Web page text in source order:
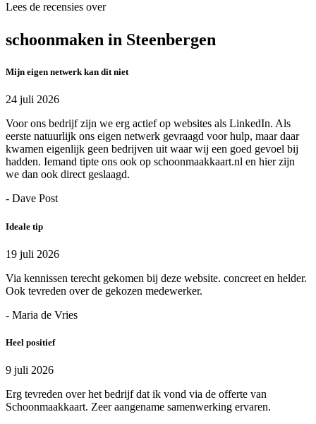
Lees de recensies over
schoonmaken in Steenbergen
Mijn eigen netwerk kan dit niet
24 juli 2026
Voor ons bedrijf zijn we erg actief op websites als LinkedIn. Als
eerste natuurlijk ons eigen netwerk gevraagd voor hulp, maar daar
kwamen eigenlijk geen bedrijven uit waar wij een goed gevoel bij
hadden. Iemand tipte ons ook op schoonmaakkaart.nl en hier zijn
we dan ook direct geslaagd.
- Dave Post
Ideale tip
19 juli 2026
Via kennissen terecht gekomen bij deze website. concreet en helder.
Ook tevreden over de gekozen medewerker.
- Maria de Vries
Heel positief
9 juli 2026
Erg tevreden over het bedrijf dat ik vond via de offerte van
Schoonmaakkaart. Zeer aangename samenwerking ervaren.